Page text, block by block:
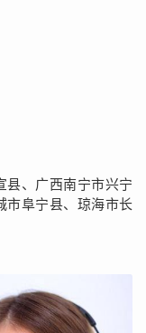
县、广西南宁市兴宁
市阜宁县、琼海市长